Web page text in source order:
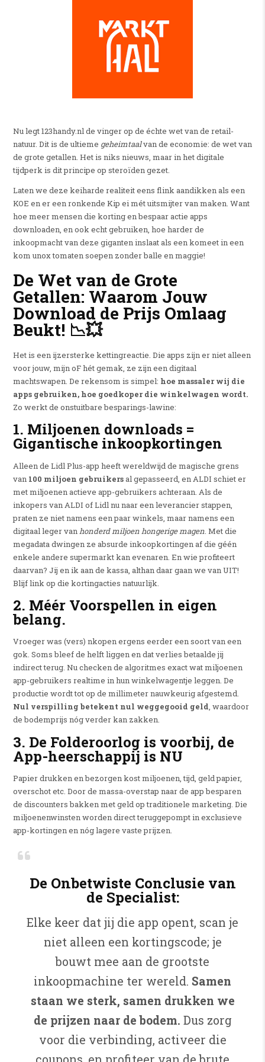
Nu legt 123handy.nl de vinger op de échte wet van de retail-
natuur. Dit is de ultieme geheimtaalvan de economie: de wet van
de grote getallen. Het is niks nieuws, maar in het digitale
tijdperk is dit principe op steroïden gezet.
Laten we deze keiharde realiteit eens flink aandikken als een
KOE en er een ronkende Kip ei mét uitsmijter van maken. Want
hoe meer mensen die korting en bespaar actie apps
downloaden, en ook echt gebruiken, hoe harder de
inkoopmacht van deze giganten inslaat als een komeet in een
kom unox tomaten soepen zonder balle en maggie!
De Wet van de Grote
Getallen: Waarom Jouw
Download de Prijs Omlaag
Beukt! 📉💥
Het is een ijzersterke kettingreactie. Die apps zijn er niet alleen
voor jouw, mijn oF hét gemak, ze zijn een digitaal
machtswapen. De rekensom is simpel: hoe massaler wij die
apps gebruiken, hoe goedkoper die winkelwagen wordt.
Zo werkt de onstuitbare besparings-lawine:
1. Miljoenen downloads =
Gigantische inkoopkortingen
Alleen de Lidl Plus-app heeft wereldwijd de magische grens
van 100 miljoen gebruikersal gepasseerd, en ALDI schiet er
met miljoenen actieve app-gebruikers achteraan. Als de
inkopers van ALDI of Lidl nu naar een leverancier stappen,
praten ze niet namens een paar winkels, maar namens een
digitaal leger vanhonderd miljoen hongerige magen. Met die
megadata dwingen ze absurde inkoopkortingen af die géén
enkele andere supermarkt kan evenaren. En wie profiteert
daarvan? Jij en ik aan de kassa, althan daar gaan we van UIT!
Blijf link op die kortingacties natuurlijk.
2. Méér Voorspellen in eigen
belang.
Vroeger was (vers) nkopen ergens eerder een soort van een
gok. Soms bleef de helft liggen en dat verlies betaalde jij
indirect terug. Nu checken de algoritmes exact wat miljoenen
app-gebruikers realtime in hun winkelwagentje leggen. De
productie wordt tot op de millimeter nauwkeurig afgestemd.
Nul verspilling betekent nul weggegooid geld, waardoor
de bodemprijs nóg verder kan zakken.
3. De Folderoorlog is voorbij, de
App-heerschappij is NU
Papier drukken en bezorgen kost miljoenen, tijd, geld papier,
overschot etc. Door de massa-overstap naar de app besparen
de discounters bakken met geld op traditionele marketing. Die
miljoenenwinsten worden direct teruggepompt in exclusieve
app-kortingen en nóg lagere vaste prijzen.
De Onbetwiste Conclusie van
de Specialist:
Elke keer dat jij die app opent, scan je
niet alleen een kortingscode; je
bouwt mee aan de grootste
inkoopmachine ter wereld. Samen
staan we sterk, samen drukken we
de prijzen naar de bodem. Dus zorg
voor die verbinding, activeer die